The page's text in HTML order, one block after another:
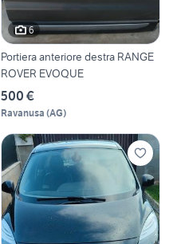
6
Portiera anteriore destra RANGE
ROVER EVOQUE
500 €
Ravanusa (AG)